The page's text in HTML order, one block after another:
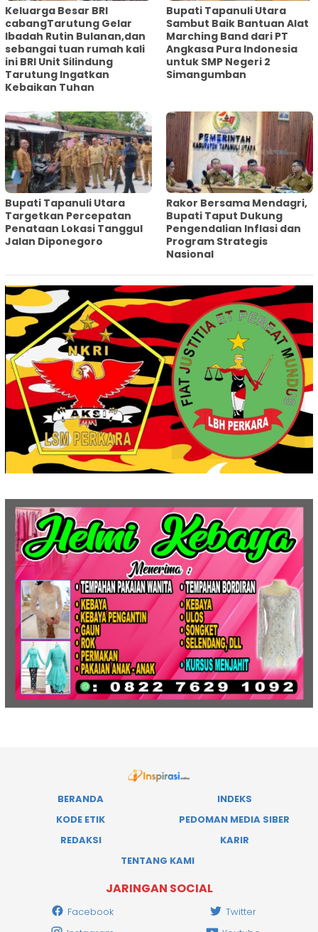
Keluarga Besar BRI
cabangTarutung Gelar
Ibadah Rutin Bulanan,dan
sebangai tuan rumah kali
ini BRI Unit Silindung
Tarutung Ingatkan
Kebaikan Tuhan
Bupati Tapanuli Utara
Sambut Baik Bantuan Alat
Marching Band dari PT
Angkasa Pura Indonesia
untuk SMP Negeri 2
Simangumban
‎Bupati Tapanuli Utara
Targetkan Percepatan
Penataan Lokasi Tanggul
Jalan Diponegoro
Rakor Bersama Mendagri,
Bupati Taput Dukung
Pengendalian Inflasi dan
Program Strategis
Nasional‎
BERANDA
INDEKS
KODE ETIK
PEDOMAN MEDIA SIBER
REDAKSI
KARIR
TENTANG KAMI
JARINGAN SOCIAL
Facebook
Twitter